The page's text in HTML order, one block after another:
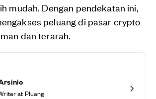
mudah. Dengan pendekatan ini,
peluang di pasar crypto
dan terarah.
at Pluang